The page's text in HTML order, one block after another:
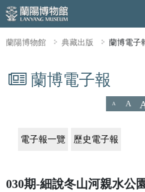
蘭陽博物館 典藏出版 蘭博電子
蘭博電子報
A A
電子報一覽 歷史電子報
030期-細說冬山河親水公